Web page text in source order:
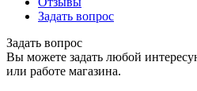
Задать вопрос
Задать вопрос
Вы можете задать любой
или работе магазина.